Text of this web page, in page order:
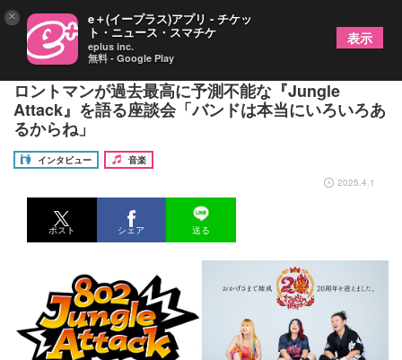
打首獄門同好会×怒髪天×カネヨリマサル、3組のフ
ロントマンが過去最高に予測不能な『Jungle
Attack』を語る座談会「バンドは本当にいろいろあ
るからね」
インタビュー
音楽
2025.4.1
ポスト シェア 送る
× e＋(イープラス)アプリ - チケッ
ト・ニュース・スマチケ
eplus inc.
無料 - Google Play
表示